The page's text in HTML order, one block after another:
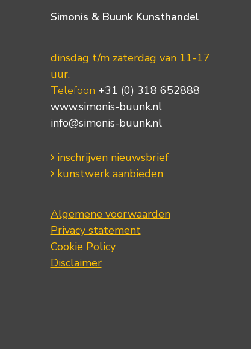
Simonis & Buunk Kunsthandel
dinsdag t/m zaterdag van 11-17
uur.
Telefoon +31 (0) 318 652888
www.simonis-buunk.nl
info@simonis-buunk.nl
inschrijven nieuwsbrief
kunstwerk aanbieden
Algemene voorwaarden
Privacy statement
Cookie Policy
Disclaimer